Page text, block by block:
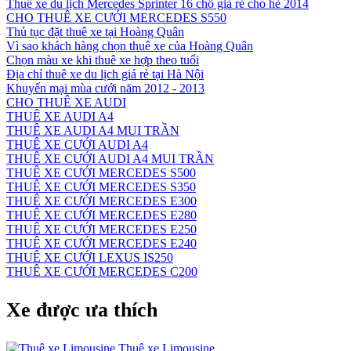
Thuê xe du lịch Mercedes Sprinter 16 chỗ giá rẻ cho hè 2014
CHO THUÊ XE CƯỚI MERCEDES S550
Thủ tục đặt thuê xe tại Hoàng Quân
Vì sao khách hàng chọn thuê xe của Hoàng Quân
Chọn màu xe khi thuê xe hợp theo tuổi
Địa chỉ thuê xe du lịch giá rẻ tại Hà Nội
Khuyến mại mùa cưới năm 2012 - 2013
CHO THUÊ XE AUDI
THUÊ XE AUDI A4
THUÊ XE AUDI A4 MUI TRẦN
THUÊ XE CƯỚI AUDI A4
THUÊ XE CƯỚI AUDI A4 MUI TRẦN
THUÊ XE CƯỚI MERCEDES S500
THUÊ XE CƯỚI MERCEDES S350
THUÊ XE CƯỚI MERCEDES E300
THUÊ XE CƯỚI MERCEDES E280
THUÊ XE CƯỚI MERCEDES E250
THUÊ XE CƯỚI MERCEDES E240
THUÊ XE CƯỚI LEXUS IS250
THUÊ XE CƯỚI MERCEDES C200
Xe được ưa thích